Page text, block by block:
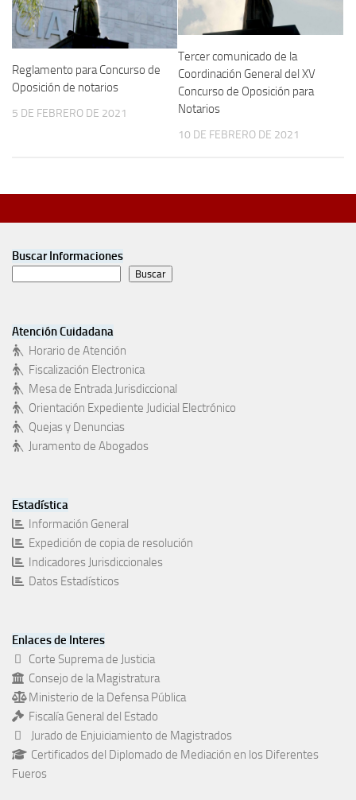
Reglamento para Concurso de
Oposición de notarios
5 DE FEBRERO DE 2021
Tercer comunicado de la
Coordinación General del XV
Concurso de Oposición para
Notarios
10 DE FEBRERO DE 2021
Buscar Informaciones
Buscar
Atención Cuidadana
Horario de Atención
Fiscalización Electronica
Mesa de Entrada Jurisdiccional
Orientación Expediente Judicial Electrónico
Quejas y Denuncias
Juramento de Abogados
Estadística
Información General
Expedición de copia de resolución
Indicadores Jurisdiccionales
Datos Estadísticos
Enlaces de Interes
Corte Suprema de Justicia
Consejo de la Magistratura
Ministerio de la Defensa Pública
Fiscalía General del Estado
Jurado de Enjuiciamiento de Magistrados
Certificados del Diplomado de Mediación en los Diferentes
Fueros